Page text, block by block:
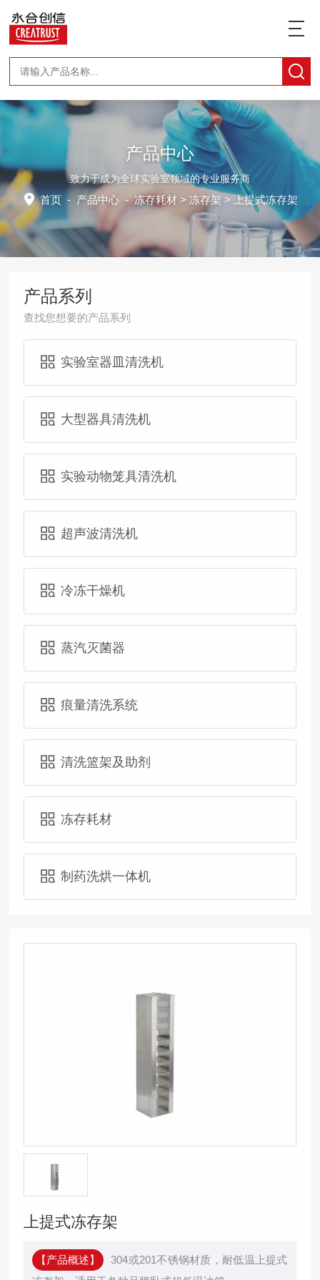
产品中心
致力于成为全球实验室领域的专业服务商
首页 - 产品中心 -冻存耗材 > 冻存架 > 上提式冻存架
产品系列
查找您想要的产品系列
实验室器皿清洗机
大型器具清洗机
实验动物笼具清洗机
超声波清洗机
冷冻干燥机
蒸汽灭菌器
痕量清洗系统
清洗篮架及助剂
冻存耗材
制药洗烘一体机
上提式冻存架
【产品概述】
304或201不锈钢材质，耐低温上提式